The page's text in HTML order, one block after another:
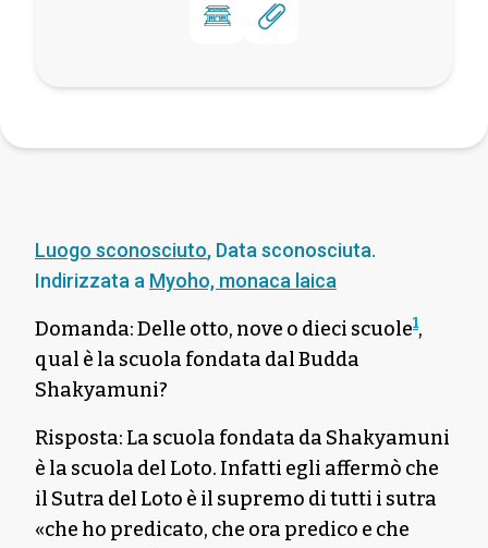
Luogo sconosciuto, Data sconosciuta.
Indirizzata a Myoho, monaca laica
Domanda: Delle otto, nove o dieci scuole1,
qual è la scuola fondata dal Budda
Shakyamuni?
Risposta: La scuola fondata da Shakyamuni
è la scuola del Loto. Infatti egli affermò che
il Sutra del Loto è il supremo di tutti i sutra
«che ho predicato, che ora predico e che